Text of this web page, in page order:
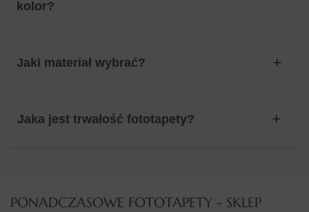
kolor?
Jaki materiał wybrać?
Jaka jest trwałość fototapety?
PONADCZASOWE FOTOTAPETY - SKLEP